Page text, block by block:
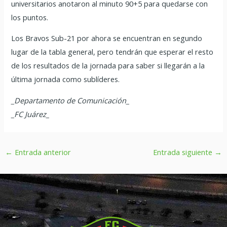
universitarios anotaron al minuto 90+5 para quedarse con
los puntos.
Los Bravos Sub-21 por ahora se encuentran en segundo
lugar de la tabla general, pero tendrán que esperar el resto
de los resultados de la jornada para saber si llegarán a la
última jornada como sublíderes.
_Departamento de Comunicación_
_FC Juárez_
← Entrada anterior Entrada siguiente →